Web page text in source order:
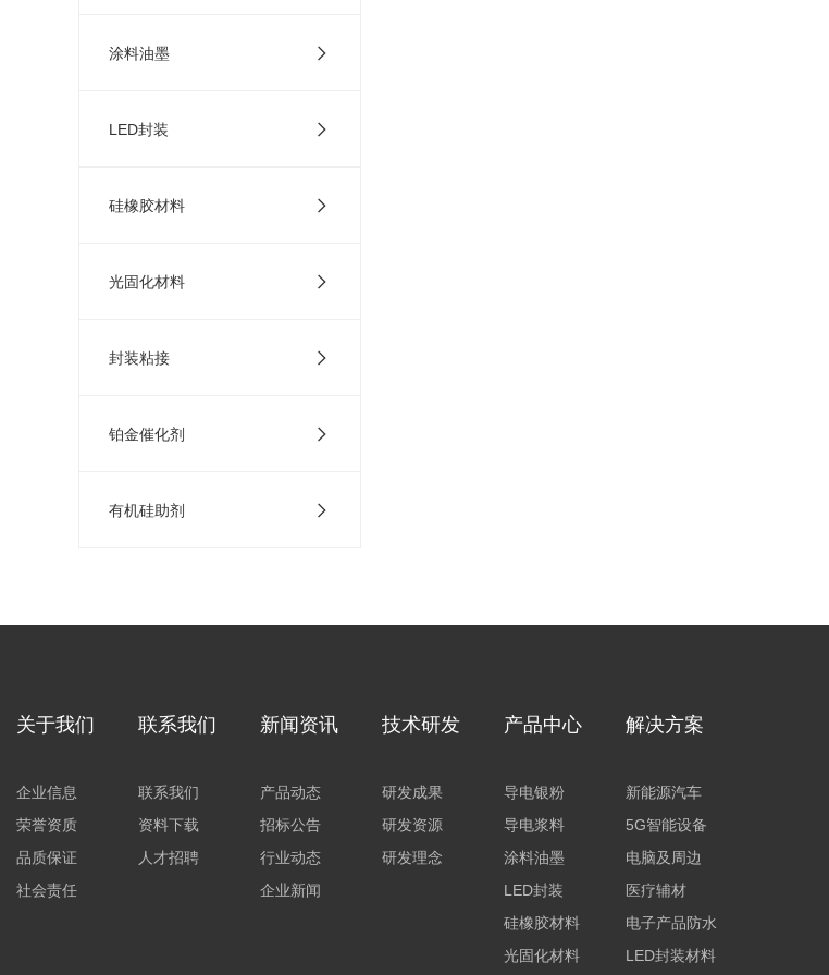
涂料油墨
LED封装
硅橡胶材料
光固化材料
封装粘接
铂金催化剂
有机硅助剂
关于我们
企业信息
荣誉资质
品质保证
社会责任
联系我们
联系我们
资料下载
人才招聘
新闻资讯
产品动态
招标公告
行业动态
企业新闻
技术研发
研发成果
研发资源
研发理念
产品中心
导电银粉
导电浆料
涂料油墨
LED封装
硅橡胶材料
光固化材料
解决方案
新能源汽车
5G智能设备
电脑及周边
医疗辅材
电子产品防水
LED封装材料